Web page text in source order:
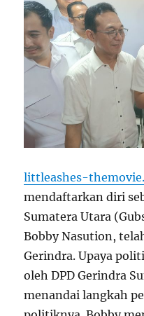
littleashes-
mendaftarkan diri
Sumatera Utara
Bobby Nasution,
Gerindra. Upaya
oleh DPD Gerindra
menandai langkah